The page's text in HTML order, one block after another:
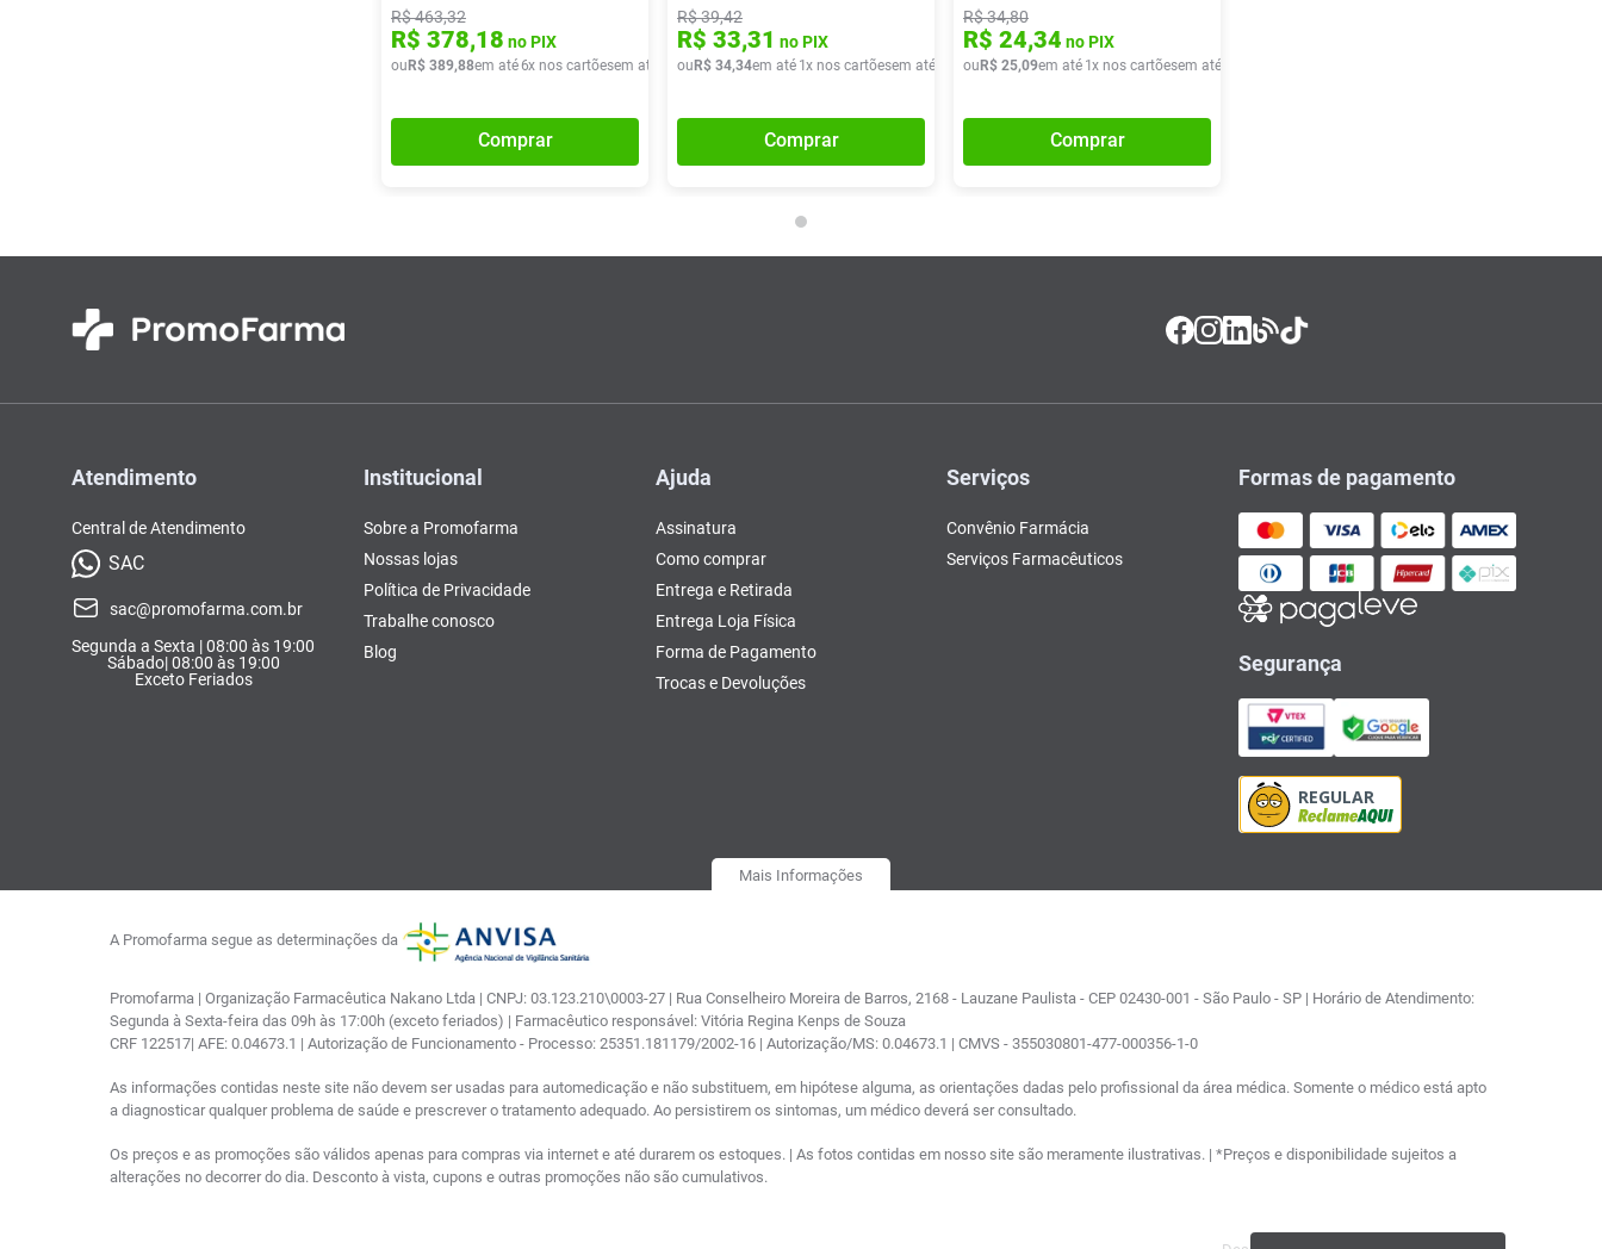
R$463,32
R$ 378,18 no PIX
ou R$ 389,88em até6x nos cartõesem até x de R$ 64,98
Comprar
Germed
R$39,42
R$ 33,31 no PIX
ou R$ 34,34em até 1x nos cartõesem até x deR$ 34,34
Comprar
R$34,80
R$ 24,34 no PIX
ou R$ 25,09em até 1x nos cartõesem até
Comprar
Atendimento
Central de Atendimento
SAC
sac@promofarma.com.br
Segunda a Sexta | 08:00 às 19:00
Sábado| 08:00 às 19:00
Exceto Feriados
Institucional
Sobre a Promofarma
Nossas lojas
Política de Privacidade
Trabalhe conosco
Blog
Ajuda
Assinatura
Como comprar
Entrega e Retirada
Entrega Loja Física
Forma de Pagamento
Trocas e Devoluções
Serviços
Convênio Farmácia
Serviços Farmacêuticos
Formas de pagamento
Segurança
Mais Informações
A Promofarma segue as determinações da
Promofarma | Organização Farmacêutica Nakano Ltda | CNPJ: 03.123.210\0003-27 | Rua Conselheiro Moreira de Barros, 2168 - Lauzane Paulista - CEP 02430-001 - São Paulo - SP | Horário de Atendimento:
Segunda à Sexta-feira das 09h às 17:00h (exceto feriados) | Farmacêutico responsável: Vitória Regina Kenps de Souza
CRF 122517| AFE: 0.04673.1 | Autorização de Funcionamento - Processo: 25351.181179/2002-16 | Autorização/MS: 0.04673.1 | CMVS - 355030801-477-000356-1-0
As informações contidas neste site não devem ser usadas para automedicação e não substituem, em hipótese alguma, as orientações dadas pelo profissional da área médica. Somente o médico está apto
a diagnosticar qualquer problema de saúde e prescrever o tratamento adequado. Ao persistirem os sintomas, um médico deverá ser consultado.
Os preços e as promoções são válidos apenas para compras via internet e até durarem os estoques. | As fotos contidas em nosso site são meramente ilustrativas. | *Preços e disponibilidade sujeitos a
alterações no decorrer do dia. Desconto à vista, cupons e outras promoções não são cumulativos.